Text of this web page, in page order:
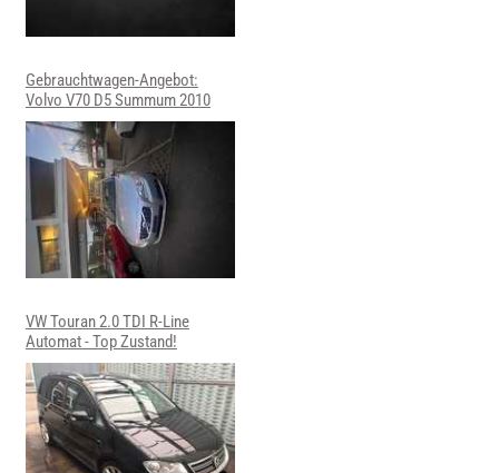
Gebrauchtwagen-Angebot:
Volvo V70 D5 Summum 2010
VW Touran 2.0 TDI R-Line
Automat - Top Zustand!